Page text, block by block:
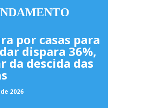
por casas para
dispara 36%,
da descida das
2026